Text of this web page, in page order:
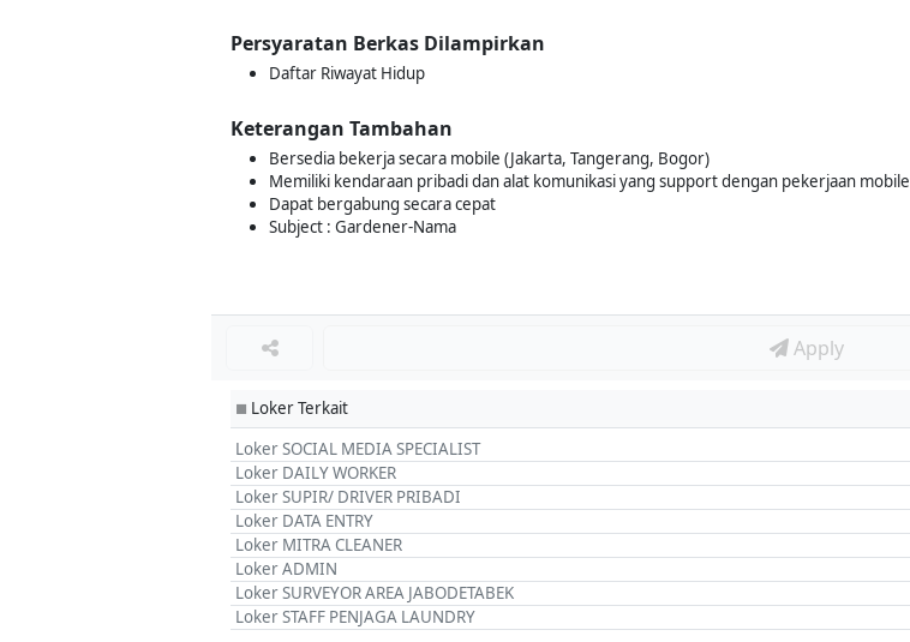
Persyaratan Berkas Dilampirkan
Daftar Riwayat Hidup
Keterangan Tambahan
Bersedia bekerja secara mobile (Jakarta, Tangerang, Bogor)
Memiliki kendaraan pribadi dan alat komunikasi yang support dengan pekerjaan mobile
Dapat bergabung secara cepat
Subject : Gardener-Nama
Apply
■ Loker Terkait
Loker SOCIAL MEDIA SPECIALIST
Loker DAILY WORKER
Loker SUPIR/ DRIVER PRIBADI
Loker DATA ENTRY
Loker MITRA CLEANER
Loker ADMIN
Loker SURVEYOR AREA JABODETABEK
Loker STAFF PENJAGA LAUNDRY